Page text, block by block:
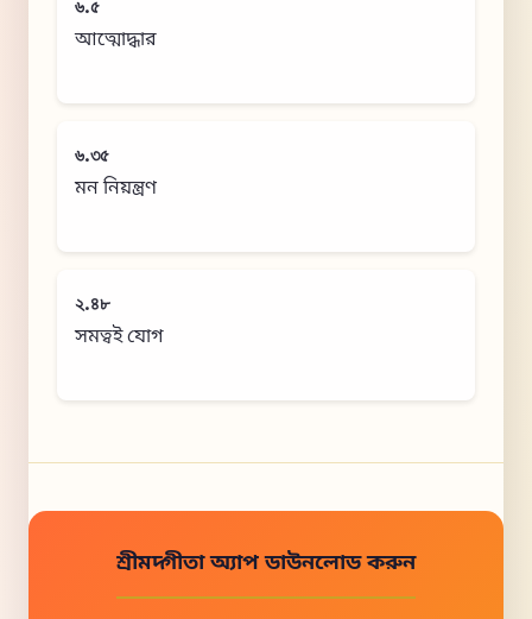
৬.৫
আত্মোদ্ধার
৬.৩৫
মন নিয়ন্ত্রণ
২.৪৮
সমত্বই যোগ
শ্রীমদ্গীতা অ্যাপ ডাউনলোড করুন